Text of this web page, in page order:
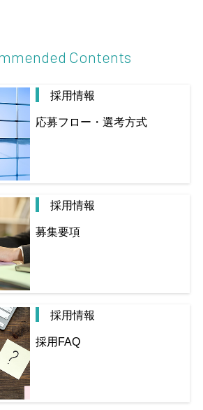
Contents
採用情報
応募フロー・選考方式
採用情報
募集要項
採用情報
採用FAQ